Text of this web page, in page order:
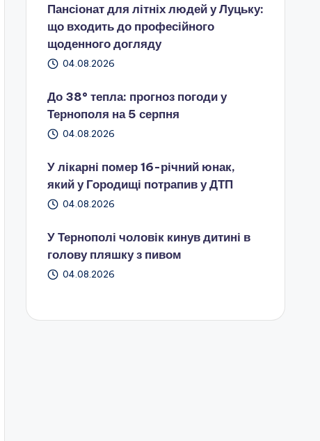
Пансіонат для літніх людей у Луцьку:
що входить до професійного
щоденного догляду
04.08.2026
До 38° тепла: прогноз погоди у
Тернополя на 5 серпня
04.08.2026
У лікарні помер 16-річний юнак,
який у Городищі потрапив у ДТП
04.08.2026
У Тернополі чоловік кинув дитині в
голову пляшку з пивом
04.08.2026